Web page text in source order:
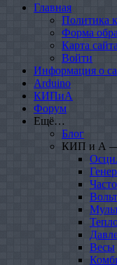
Главная
Политика
Форма
Карта сайта
Войти
Информация о
Arduino
КИПиА
Форум
Ещё…
Блог
КИП и А —
Весы